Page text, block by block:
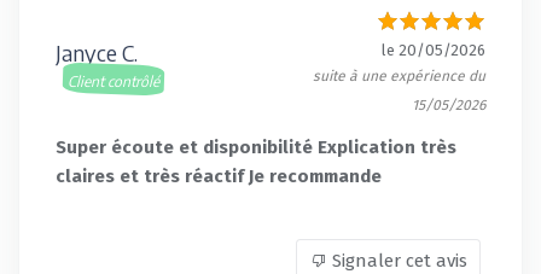
Janyce C.
Client contrôlé
le 20/05/2026
suite à une expérience du
15/05/2026
Super écoute et disponibilité Explication très
claires et très réactif Je recommande
Signaler cet avis